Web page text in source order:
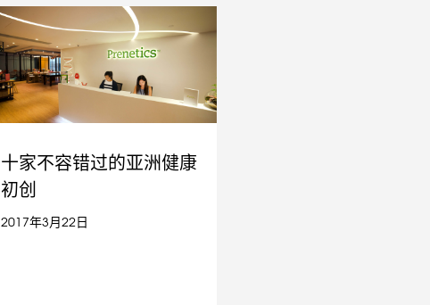
十家不容错过的亚洲健康
初创
2017年3月22日